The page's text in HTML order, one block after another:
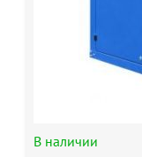
В наличии